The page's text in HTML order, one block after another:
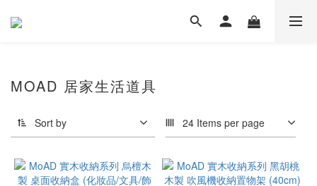
MOAD 居家生活道具
Sort by 24 Items per page